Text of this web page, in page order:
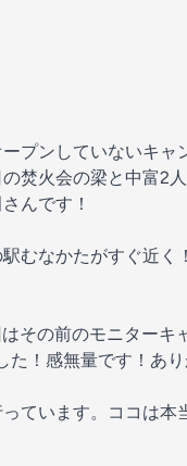
プンしていないキャ
焚火会の梁と中富2
んです！
むなかたがすぐ近く
その前のモニターキ
！感無量です！あり
ています。ココは本